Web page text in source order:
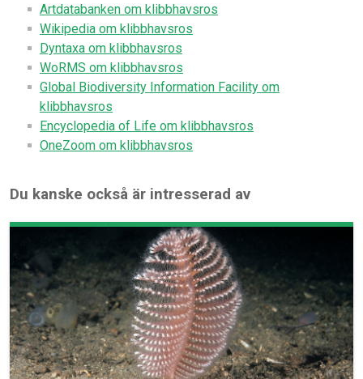
Du kanske också är intresserad av
Artdatabanken om klibbhavsros
Wikipedia om klibbhavsros
Dyntaxa om klibbhavsros
WoRMS om klibbhavsros
Global Biodiversity Information Facility om
klibbhavsros
Encyclopedia of Life om klibbhavsros
OneZoom om klibbhavsros